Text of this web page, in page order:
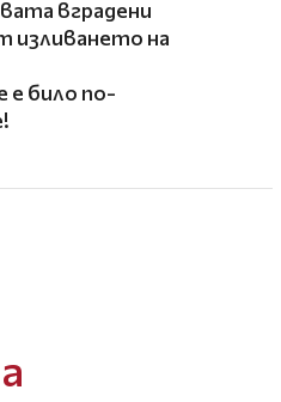
вградени
изливането на
е било по-